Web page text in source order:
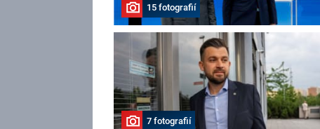
15 fotografií
7 fotografií